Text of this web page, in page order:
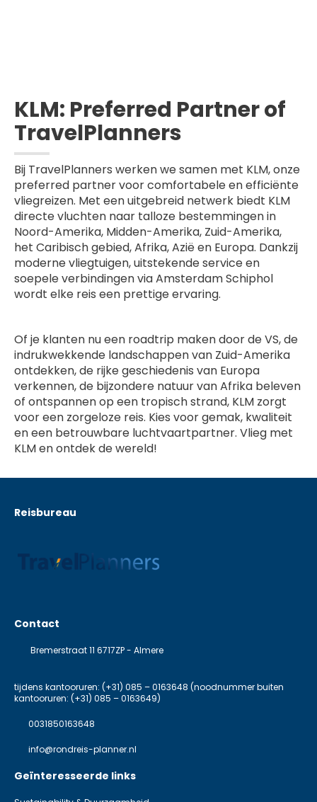
KLM: Preferred Partner of
TravelPlanners
Bij TravelPlanners werken we samen met KLM, onze
preferred partner voor comfortabele en efficiënte
vliegreizen. Met een uitgebreid netwerk biedt KLM
directe vluchten naar talloze bestemmingen in
Noord-Amerika, Midden-Amerika, Zuid-Amerika,
het Caribisch gebied, Afrika, Azië en Europa. Dankzij
moderne vliegtuigen, uitstekende service en
soepele verbindingen via Amsterdam Schiphol
wordt elke reis een prettige ervaring.
Of je klanten nu een roadtrip maken door de VS, de
indrukwekkende landschappen van Zuid-Amerika
ontdekken, de rijke geschiedenis van Europa
verkennen, de bijzondere natuur van Afrika beleven
of ontspannen op een tropisch strand, KLM zorgt
voor een zorgeloze reis. Kies voor gemak, kwaliteit
en een betrouwbare luchtvaartpartner. Vlieg met
KLM en ontdek de wereld!
Reisbureau
Contact
Bremerstraat 11 6717ZP - Almere
tijdens kantooruren: (+31) 085 – 0163648 (noodnummer buiten
kantooruren: (+31) 085 – 0163649)
0031850163648
info@rondreis-planner.nl
Geïnteresseerde links